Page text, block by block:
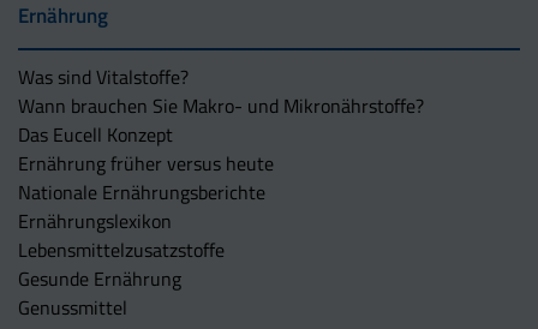
Ernährung
Was sind Vitalstoffe?
Wann brauchen Sie Makro- und Mikronährstoffe?
Das Eucell Konzept
Ernährung früher versus heute
Nationale Ernährungsberichte
Ernährungslexikon
Lebensmittelzusatzstoffe
Gesunde Ernährung
Genussmittel